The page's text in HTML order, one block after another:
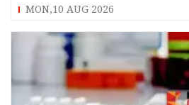
MON,10 AUG 2026